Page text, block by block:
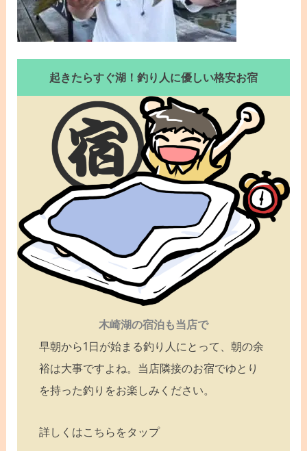
起きたらすぐ湖！釣り人に優しい格安お宿
木崎湖の宿泊も当店で
早朝から1日が始まる釣り人にとって、朝の余
裕は大事ですよね。当店隣接のお宿でゆとり
を持った釣りをお楽しみください。
詳しくはこちらをタップ